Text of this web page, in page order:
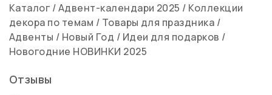
Каталог /Адвент-календари 2025 / Коллекции
декора по темам / Товары для праздника /
Адвенты / Новый Год / Идеи для подарков /
Новогодние НОВИНКИ 2025
Отзывы